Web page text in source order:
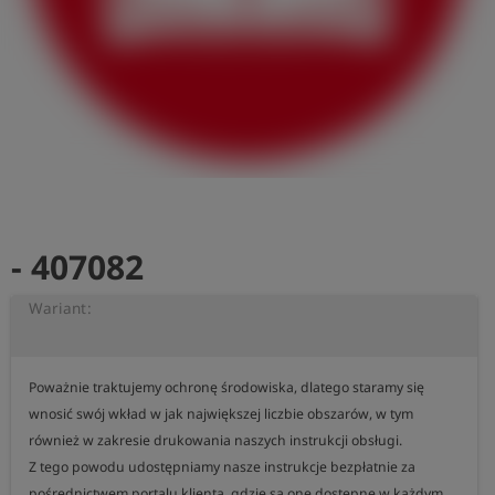
shield
- 407082
Wariant:
Poważnie traktujemy ochronę środowiska, dlatego staramy się
wnosić swój wkład w jak największej liczbie obszarów, w tym
również w zakresie drukowania naszych instrukcji obsługi.
Z tego powodu udostępniamy nasze instrukcje bezpłatnie za